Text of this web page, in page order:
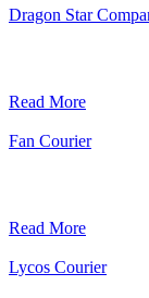
Dragon Star
Read More
Fan Courier
Read More
Lycos Courier